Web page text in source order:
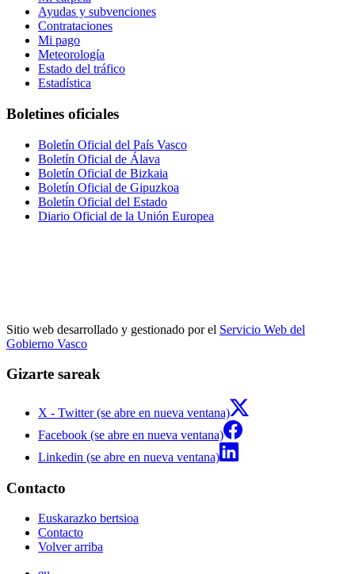
Ayudas y subvenciones
Contrataciones
Mi pago
Meteorología
Estado del tráfico
Estadística
Boletines oficiales
Boletín Oficial del País Vasco
Boletín Oficial de Álava
Boletín Oficial de Bizkaia
Boletín Oficial de Gipuzkoa
Boletín Oficial del Estado
Diario Oficial de la Unión Europea
Sitio web desarrollado y gestionado por el Servicio Web del
Gobierno Vasco
Gizarte sareak
X - Twitter (se abre en nueva ventana)
Facebook (se abre en nueva ventana)
Linkedin (se abre en nueva ventana)
Contacto
Euskarazko bertsioa
Contacto
Volver arriba